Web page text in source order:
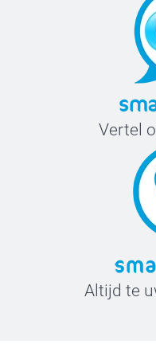
Vertel
Altijd te